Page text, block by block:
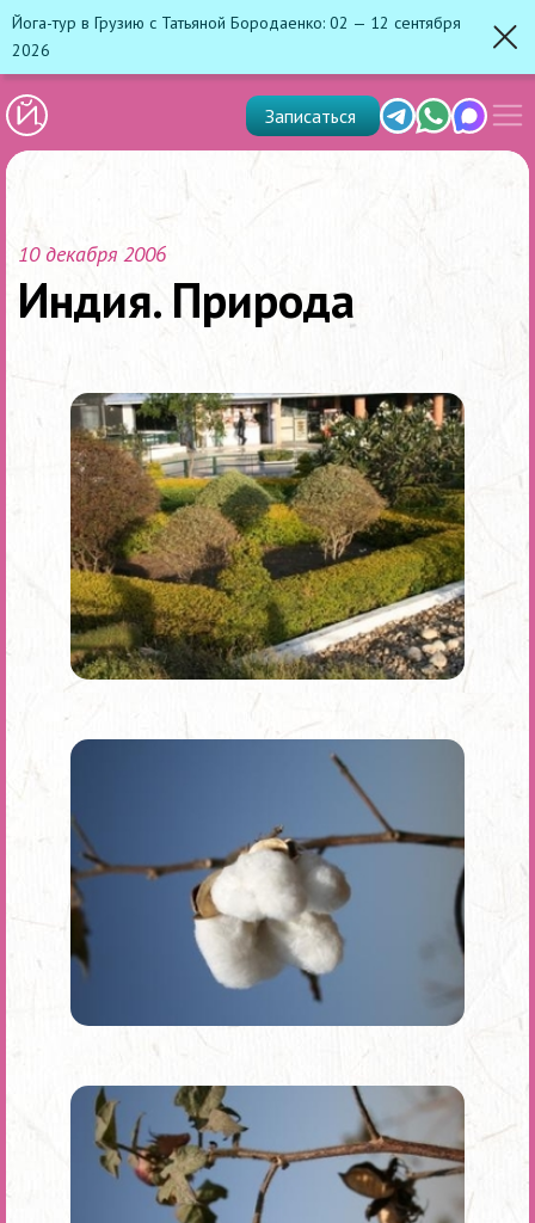
Йога-тур в Грузию с Татьяной Бородаенко: 02 — 12 сентября
2026
TelegramWhats'app
Max
Записаться
меню
10 декабря 2006
Индия. Природа